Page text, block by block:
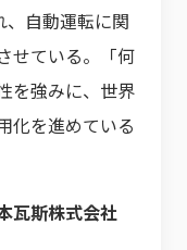
自動運転に関
せている。「何
を強みに、世界
化を進めている
瓦斯株式会社